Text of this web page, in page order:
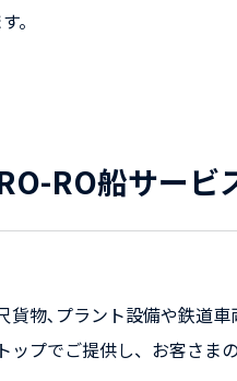
。
RO船サービ
貨物､プラント設備や鉄道
プでご提供し、お客さま